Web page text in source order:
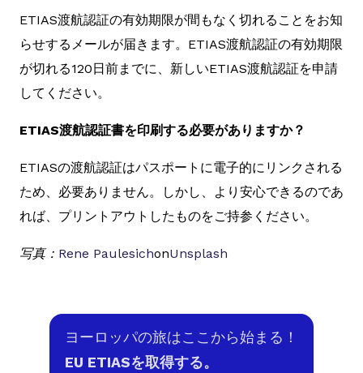
ETIAS渡航認証の有効期限が間もなく切れることをお知
らせするメールが届きます。ETIAS渡航認証の有効期限
が切れる120日前までに、新しいETIAS渡航認証を申請
してください。
ETIAS渡航認証書を印刷する必要がありますか？
ETIASの渡航認証はパスポートに電子的にリンクされる
ため、必要ありません。しかし、より安心できるのであ
れば、プリントアウトしたものをご持参ください。
写真： Rene PaulesichonUnsplash
ヨーロッパの旅はここから始まる！
EU ETIASを取得する。